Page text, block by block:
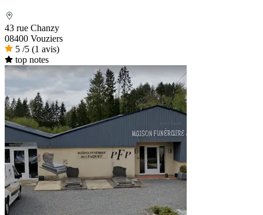
43 rue Chanzy
08400 Vouziers
5 /5 (1 avis)
top notes